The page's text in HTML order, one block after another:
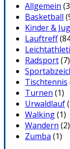
Allgemein
Basketball
Kinder &
Lauftreff
Radsport(7)
Tischtennis
Turnen (1)
Urwaldlauf
Walking(1)
Wandern (2)
Zumba (1)